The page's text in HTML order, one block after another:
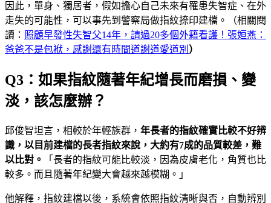
因此，單身、獨居者，假如擔心自己未來有罹患失智症、在外
走失的可能性，可以事先到警察局做指紋捺印建檔。（相關閱
讀： 照顧早發性失智父14年，請過20多個外籍看護！張姮燕：
爸爸不是包袱，感謝還有時間道謝道愛道別 ）
Q3：如果指紋隨著年紀增長而磨損、變
淡，該怎麼辦？
邱俊智坦言，相較於年輕族群， 年長者的指紋確實比較不好辨
識，以目前建檔的長者指紋來說，大約有7成的品質較差，難
以比對。
「長者的指紋可能比較淡，因為皮膚老化，角質也比
較多。而且隨著年紀變大會越來越模糊。」
他解釋，指紋建檔以後，系統會依照指紋清晰與否，自動辨別